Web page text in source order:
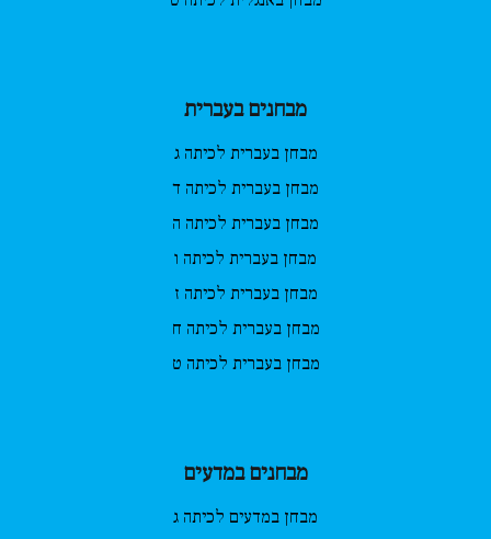
מבחנים בעברית
מבחן בעברית לכיתה ג
מבחן בעברית לכיתה ד
מבחן בעברית לכיתה ה
מבחן בעברית לכיתה ו
מבחן בעברית לכיתה ז
מבחן בעברית לכיתה ח
מבחן בעברית לכיתה ט
מבחנים במדעים
מבחן במדעים לכיתה ג